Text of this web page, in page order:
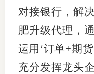
对接银行，解
肥升级代理，
运用‘订单+期
充分发挥龙头